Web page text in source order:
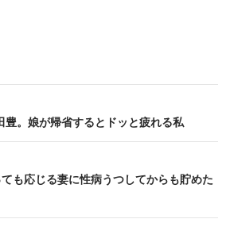
豊。娘が帰省するとドッと疲れる私
も応じる妻に性病うつしてからも貯めた